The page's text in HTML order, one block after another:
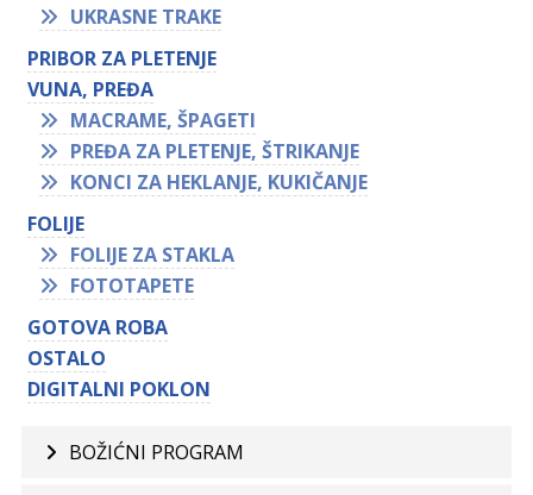
UKRASNE TRAKE
PRIBOR ZA PLETENJE
VUNA, PREĐA
MACRAME, ŠPAGETI
PREĐA ZA PLETENJE, ŠTRIKANJE
KONCI ZA HEKLANJE, KUKIČANJE
FOLIJE
FOLIJE ZA STAKLA
FOTOTAPETE
GOTOVA ROBA
OSTALO
DIGITALNI POKLON
BOŽIĆNI PROGRAM